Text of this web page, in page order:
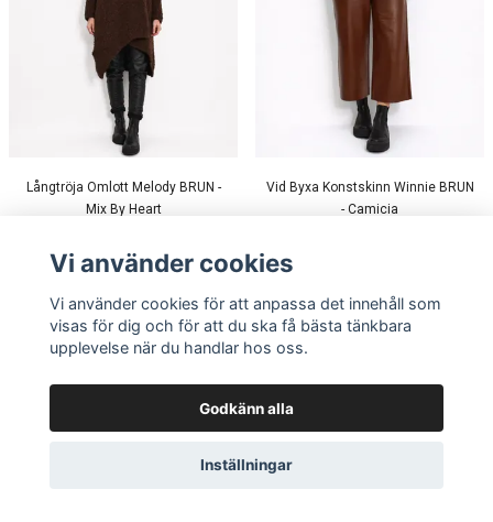
Långtröja Omlott Melody BRUN -
Mix By Heart
949 kr 664 kr -30%
Vid Byxa Konstskinn Winnie BRUN
- Camicia
599 kr
Vi använder cookies
Vi använder cookies för att anpassa det innehåll som
visas för dig och för att du ska få bästa tänkbara
upplevelse när du handlar hos oss.
Godkänn alla
Inställningar